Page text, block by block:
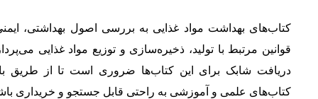
کتاب‌های بهداشت مواد غذایی به بررسی اصول بهداشتی،
قوانین مرتبط با تولید، ذخیره‌سازی و توزیع مواد غذایی
دریافت شابک برای این کتاب‌ها ضروری است تا از طریق
کتاب‌های علمی و آموزشی به راحتی قابل جستجو و خریداری